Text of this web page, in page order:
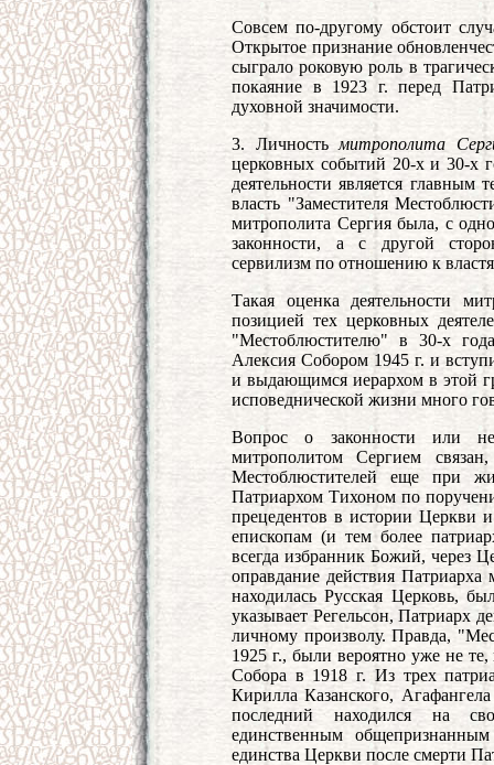
Совсем по-другому обстоит
Открытое признание
сыграло роковую роль в
покаяние в 1923 г. перед
духовной значимости.
3. Личность митрополита
церковных событий 20-х и 30-х
деятельности является
власть "Заместителя
митрополита Сергия была, с
законности, а с другой
сервилизм по отношению к
Такая оценка деятельности
позицией тех церковных
"Местоблюстителю" в 30-х
Алексия Собором 1945 г. и
и выдающимся иерархом в этой
исповеднической жизни много
Вопрос о законности или
митрополитом Сергием
Местоблюстителей еще при
Патриархом Тихоном по
прецедентов в истории Церкви
епископам (и тем более
всегда избранник Божий, через
оправдание действия Патриарха
находилась Русская Церковь,
указывает Регельсон, Патриарх
личному произволу. Правда,
1925 г., были вероятно уже не
Собора в 1918 г. Из трех
Кирилла Казанского,
последний находился на
единственным
единства Церкви после смерти